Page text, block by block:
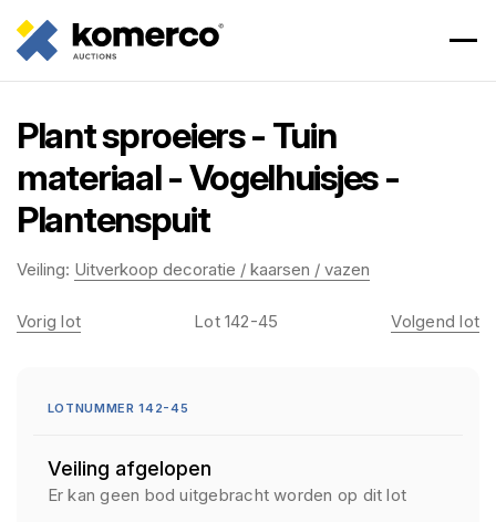
Plant sproeiers - Tuin
materiaal - Vogelhuisjes -
Plantenspuit
Veiling: Uitverkoop decoratie / kaarsen / vazen
Vorig lot Lot 142-45 Volgend lot
LOTNUMMER 142-45
Veiling afgelopen
Er kan geen bod uitgebracht worden op dit lot